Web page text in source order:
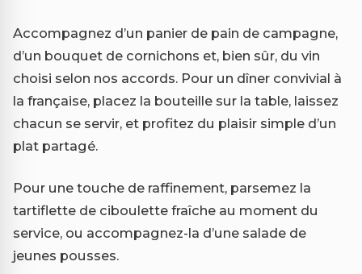
Accompagnez d’un panier de pain de campagne,
d’un bouquet de cornichons et, bien sûr, du vin
choisi selon nos accords. Pour un dîner convivial à
la française, placez la bouteille sur la table, laissez
chacun se servir, et profitez du plaisir simple d’un
plat partagé.
Pour une touche de raffinement, parsemez la
tartiflette de ciboulette fraîche au moment du
service, ou accompagnez-la d’une salade de
jeunes pousses.